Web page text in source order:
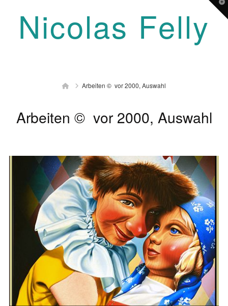
Nicolas Felly
HomeArbeiten © vor 2000, Auswahl
Arbeiten © vor 2000, Auswahl